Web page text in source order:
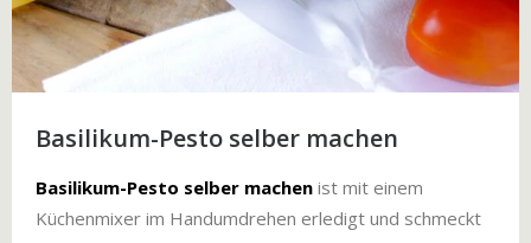
Basilikum-Pesto selber machen
Basilikum-Pesto selber machen ist mit einem
Küchenmixer im Handumdrehen erledigt und schmeckt